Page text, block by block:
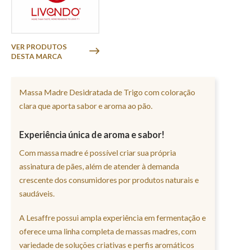
VER PRODUTOS
DESTA MARCA
Massa Madre Desidratada de Trigo com coloração
clara que aporta sabor e aroma ao pão.
Experiência única de aroma e sabor!
Com massa madre é possível criar sua própria
assinatura de pães, além de atender à demanda
crescente dos consumidores por produtos naturais e
saudáveis.
A Lesaffre possui ampla experiência em fermentação e
oferece uma linha completa de massas madres, com
variedade de soluções criativas e perfis aromáticos